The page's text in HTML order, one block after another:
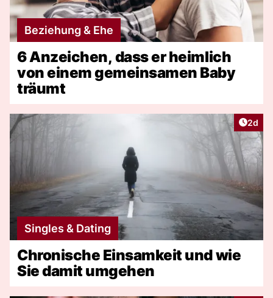
Beziehung & Ehe
6 Anzeichen, dass er heimlich
von einem gemeinsamen Baby
träumt
2d
Singles & Dating
Chronische Einsamkeit und wie
Sie damit umgehen